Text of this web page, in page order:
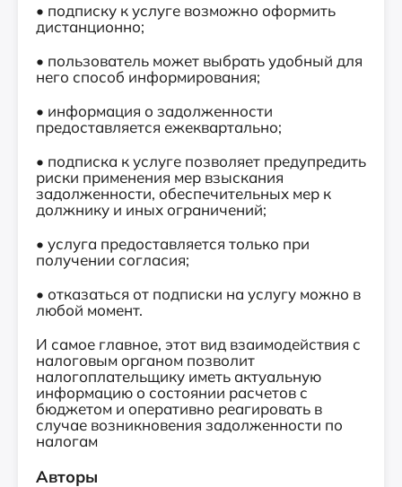
• подписку к услуге возможно оформить
дистанционно;
• пользователь может выбрать удобный для
него способ информирования;
• информация о задолженности
предоставляется ежеквартально;
• подписка к услуге позволяет предупредить
риски применения мер взыскания
задолженности, обеспечительных мер к
должнику и иных ограничений;
• услуга предоставляется только при
получении согласия;
• отказаться от подписки на услугу можно в
любой момент.
И самое главное, этот вид взаимодействия с
налоговым органом позволит
налогоплательщику иметь актуальную
информацию о состоянии расчетов с
бюджетом и оперативно реагировать в
случае возникновения задолженности по
налогам
Авторы